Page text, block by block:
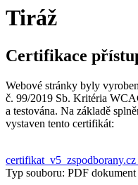
Tiráž
Certifikace
Webové stránky byly
č. 99/2019 Sb. Kritéria
a testována. Na základě
vystaven tento certifikát:
Typ souboru: PDF dokument